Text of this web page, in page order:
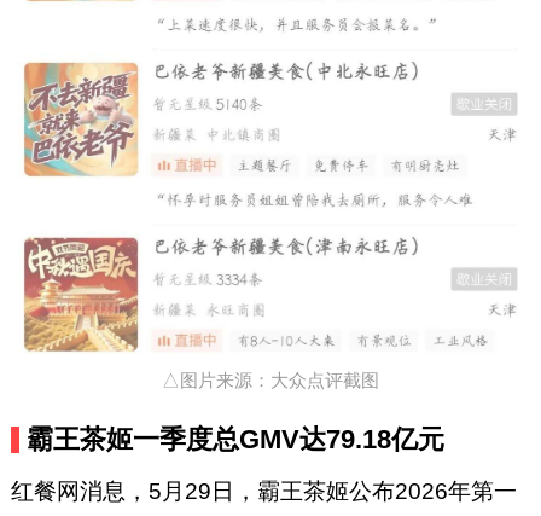
△图片来源：大众点评截图
霸王茶姬一季度总GMV达79.18亿元
红餐网消息，5月29日，霸王茶姬公布2026年第一